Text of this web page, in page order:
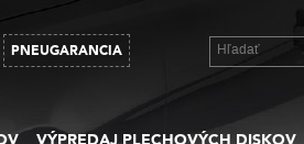
PNEUGARANCIA